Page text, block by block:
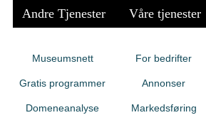
Andre Tjenester Våre tjenester
Museumsnett
Gratis programmer
Domeneanalyse
For bedrifter
Annonser
Markedsføring